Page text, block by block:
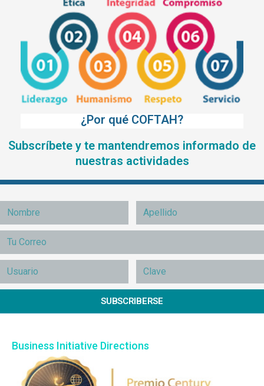
¿Por qué COFTAH?
Subscríbete y te mantendremos informado de
nuestras actividades
SUBSCRIBERSE
Business Initiative Directions